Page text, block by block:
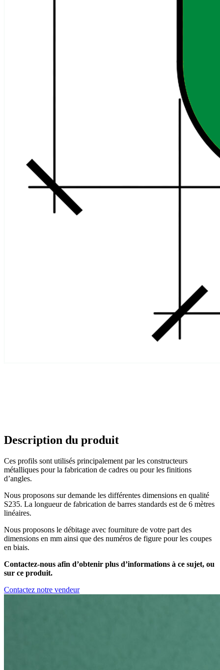
Description du produit
Ces profils sont utilisés principalement par les constructeurs
métalliques pour la fabrication de cadres ou pour les finitions
d’angles.
Nous proposons sur demande les différentes dimensions en qualité
S235. La longueur de fabrication de barres standards est de 6 mètres
linéaires.
Nous proposons le débitage avec fourniture de votre part des
dimensions en mm ainsi que des numéros de figure pour les coupes
en biais.
Contactez-nous afin d’obtenir plus d’informations à ce sujet, ou
sur ce produit.
Contactez notre vendeur